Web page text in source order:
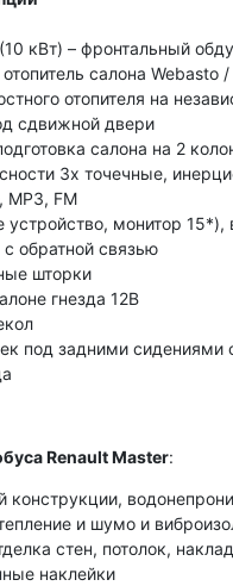
кВт) – фронтальный
салона Webasto
отопителя на
сдвижной двери
салона на 2
3х точечные,
MP3, FM
устройство, монитор
обратной связью
шторки
гнезда 12В
под задними сидениями
Renault Master:
конструкции,
и шумо и
стен, потолок,
наклейки